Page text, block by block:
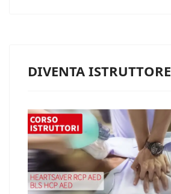
DIVENTA ISTRUTTORE